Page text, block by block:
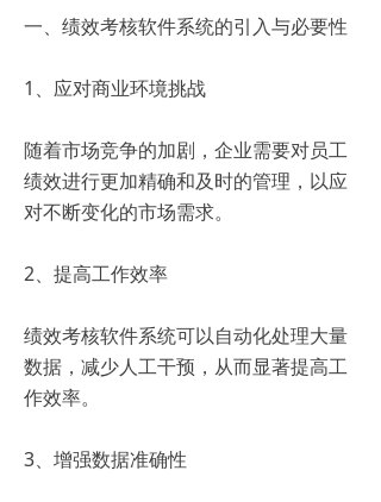
一、绩效考核软件系统的引入与必要性
1、应对商业环境挑战
随着市场竞争的加剧，企业需要对员工
绩效进行更加精确和及时的管理，以应
对不断变化的市场需求。
2、提高工作效率
绩效考核软件系统可以自动化处理大量
数据，减少人工干预，从而显著提高工
作效率。
3、增强数据准确性